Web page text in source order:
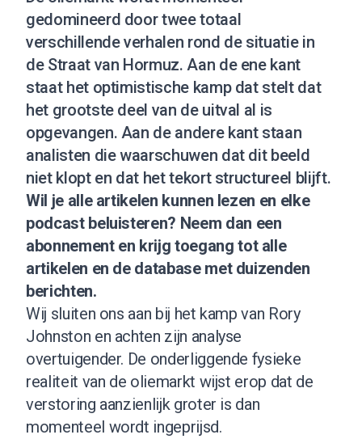
gedomineerd door twee totaal
verschillende verhalen rond de situatie in
de Straat van Hormuz. Aan de ene kant
staat het optimistische kamp dat stelt dat
het grootste deel van de uitval al is
opgevangen. Aan de andere kant staan
analisten die waarschuwen dat dit beeld
niet klopt en dat het tekort structureel blijft.
Wil je alle artikelen kunnen lezen en elke
podcast beluisteren? Neem dan een
abonnementen krijg toegang tot alle
artikelen en de database met duizenden
berichten.
Wij sluiten ons aan bij het kamp van Rory
Johnston en achten zijn analyse
overtuigender. De onderliggende fysieke
realiteit van de oliemarkt wijst erop dat de
verstoring aanzienlijk groter is dan
momenteel wordt ingeprijsd.